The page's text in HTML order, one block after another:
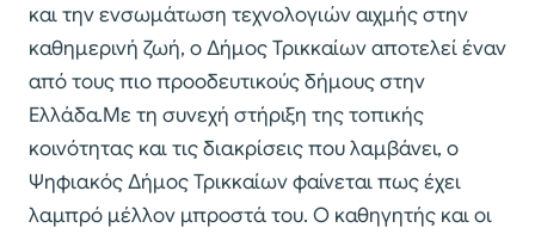
και την ενσωμάτωση τεχνολογιών αιχμής στην
καθημερινή ζωή, ο Δήμος Τρικκαίων αποτελεί έναν
από τους πιο προοδευτικούς δήμους στην
Ελλάδα.Με τη συνεχή στήριξη της τοπικής
κοινότητας και τις διακρίσεις που λαμβάνει, ο
Ψηφιακός Δήμος Τρικκαίων φαίνεται πως έχει
λαμπρό μέλλον μπροστά του. Ο καθηγητής και οι